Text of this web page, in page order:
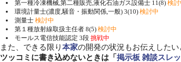
第一種冷凍機械,第二種販売,液化石油ガス設備士 11(8) 検討
環境計量士(濃度,騒音・振動関係,一般) 3(10) 検討中
測量士 検討中
第１種放射線取扱主任者 8(5) 検討中
モールス電信技能認定 3段 挑戦中
また、できる限り 本家の開発の状況もお伝えしたい
ツッコミに書き込めないときは「 掲示板 雑談スレ